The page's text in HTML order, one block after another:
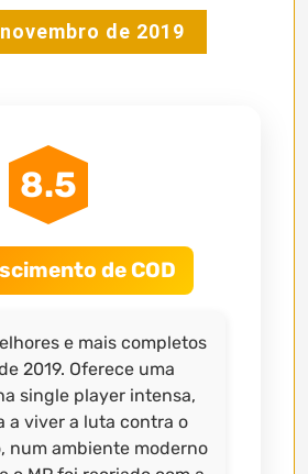
de 2019
8.5
de COD
e mais completos
2019. Oferece uma
single player intensa,
a viver a luta contra o
num ambiente moderno